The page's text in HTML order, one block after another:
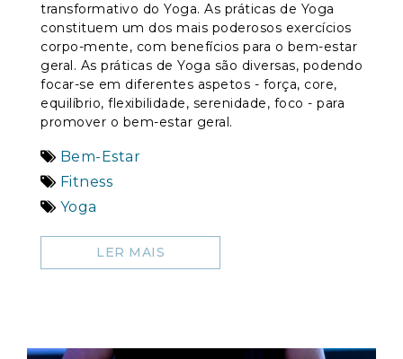
transformativo do Yoga. As práticas de Yoga
constituem um dos mais poderosos exercícios
corpo-mente, com benefícios para o bem-estar
geral. As práticas de Yoga são diversas, podendo
focar-se em diferentes aspetos - força, core,
equilíbrio, flexibilidade, serenidade, foco - para
promover o bem-estar geral.
Bem-Estar
Fitness
Yoga
LER MAIS